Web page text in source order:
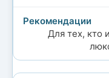
Для тех, кто